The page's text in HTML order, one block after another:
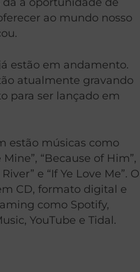
ao mundo nosso
estão em andamento.
atualmente gravando
para ser lançado em
estão músicas como
“Because of Him”,
e “If Ye Love Me”. O
CD, formato digital e
como Spotify,
YouTube e Tidal.